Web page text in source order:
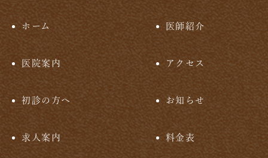
ホーム 医師紹介
医院案内 アクセス
初診の方へ お知らせ
求人案内 料金表